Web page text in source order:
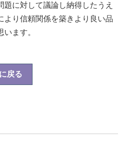
題に対して議論し納得したうえ
より信頼関係を築きより良い品
ます。
戻る